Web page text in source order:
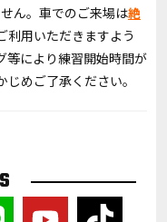
ん。車でのご来場は絶
利用いただきますよう
等により練習開始時間が
めご了承ください。